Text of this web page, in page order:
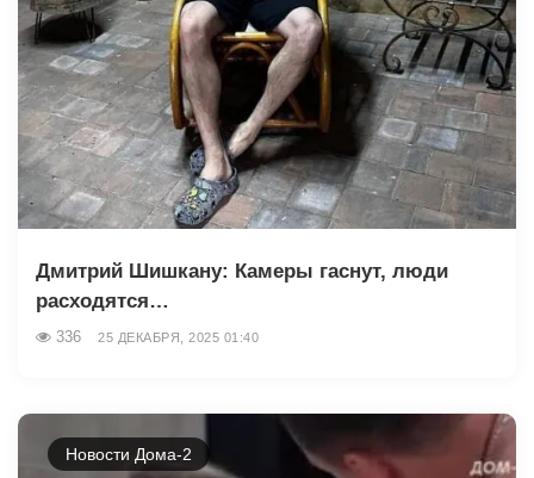
Дмитрий Шишкану: Камеры гаснут, люди
расходятся…
336 25 ДЕКАБРЯ, 2025 01:40
Новости Дома-2